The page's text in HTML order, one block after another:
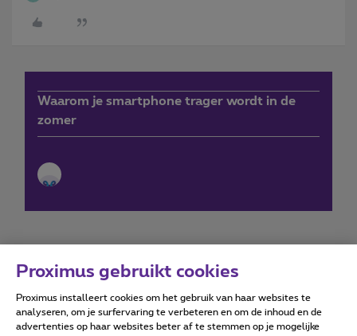
Waarom je smartphone trager wordt in de
zomer
Forumvoorwaarden Accessibility statement
Proximus gebruikt cookies
Proximus installeert cookies om het gebruik van haar websites te
analyseren, om je surfervaring te verbeteren en om de inhoud en de
advertenties op haar websites beter af te stemmen op je mogelijke